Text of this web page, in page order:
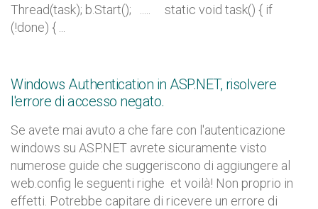
Thread(task); b.Start(); ..... static void task() { if
(!done) { ...
Windows Authentication in ASP.NET, risolvere
l'errore di accesso negato.
Se avete mai avuto a che fare con l'autenticazione
windows su ASP.NET avrete sicuramente visto
numerose guide che suggeriscono di aggiungere al
web.config le seguenti righe et voilà! Non proprio in
effetti. Potrebbe capitare di ricevere un errore di